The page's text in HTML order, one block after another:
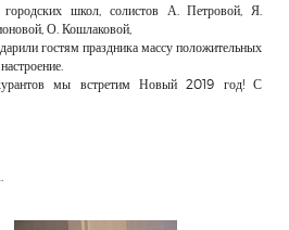
городских школ, солистов А. Петровой, Я.
О. Кошлаковой,
гостям праздника массу положительных
мы встретим Новый 2019 год! С